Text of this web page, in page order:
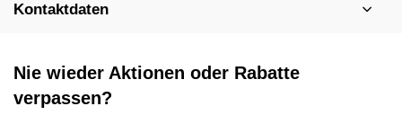
Kontaktdaten
Nie wieder Aktionen oder Rabatte
verpassen?